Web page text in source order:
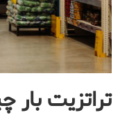
تراتزیت